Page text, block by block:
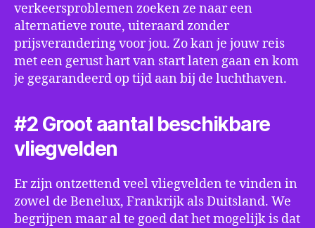
verkeersproblemen zoeken ze naar een
alternatieve route, uiteraard zonder
prijsverandering voor jou. Zo kan je jouw reis
met een gerust hart van start laten gaan en kom
je gegarandeerd op tijd aan bij de luchthaven.
#2 Groot aantal beschikbare
vliegvelden
Er zijn ontzettend veel vliegvelden te vinden in
zowel de Benelux, Frankrijk als Duitsland. We
begrijpen maar al te goed dat het mogelijk is dat